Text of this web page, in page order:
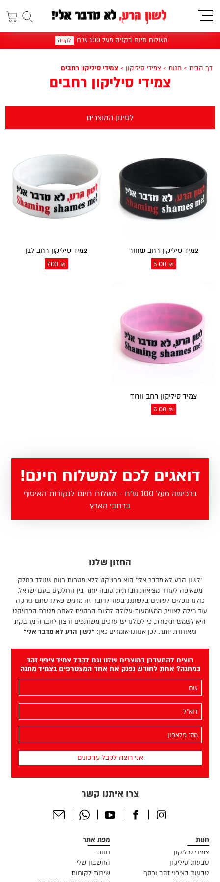
תפריט
משלוח חינם בקניה מעל 100 ש"ח לקניה
דף הבית > חנות > צמידי סיליקון > צמידי סיליקון רחבים
צמידי סיליקון רחבים
לסינון המוצרים
צמיד סיליקון רחב שחור
5.00 ₪
צמיד סיליקון רחב לבן
7.00 ₪
צמיד סיליקון רחב וורוד
5.00 ₪
דואגים לכם למשלוח חינם!
ברכישה מעל 100 ש"ח - משלוח חינם לנקודות האיסוף
ברחבי הארץ
החזון שלנו
"לשון הרע לא מדבר אלי" הוא פרוייקט ללא מטרות רווח שנולד כחלק
משאיפה לעודד מציאות חברתית טובה יותר בין החלקים בעם ישראל.
כולנו נופלים לעיתים בלשוננו, בעוד לדובר זה מרגיש כאילו סתם נזרקה
עוד מילה לאוויר, המשמעות עלולה להיות הרסנית לאחר. מטרת הפרויקט
היא לשמש תזכורת, כי לכולנו יש ערכים משותפים ורצון לחברה מחבקת
ומאוחדת יותר. לכן אנחנו אומרים כאן: "לשון הרע לא מדבר אלי"
רוצים להתעדכן במוצרים שלנו וגם לקבל צמיד ציפוי זהב
במתנה? אחת לחודש נפנק את אחד המצטרפים בצמיד מתנה
שלך
שלך
הפלאפון
צרו איתנו קשר
Instagram
Facebook
Youtube
Whatsapp
Send
חנות
צמידי סיליקון
טבעות סיליקון
טבעות בציפוי זהב וכסף
מפת אתר
חנות
החשבון שלי
שירות לקוחות